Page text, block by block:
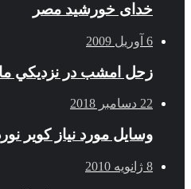
خدای خورشید مصر
6 آوریل 2009
زحل امشب در نزديكي
22 دسامبر 2018
وسایل مورد نیاز کویر
8 ژانویه 2010